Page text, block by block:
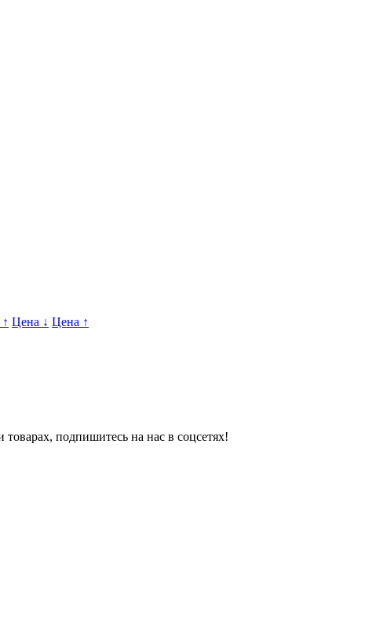
↑ Цена ↓ Цена ↑
подпишитесь на нас в соцсетях!